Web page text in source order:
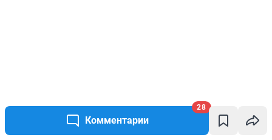
Комментарии
28